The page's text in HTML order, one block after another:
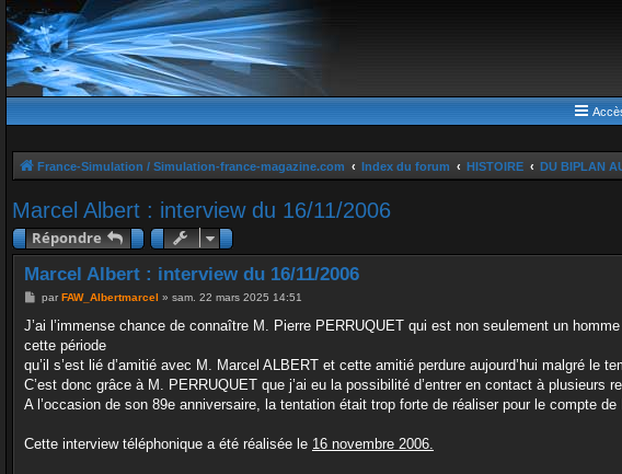
France-Simulation / Simulation-france-magazine.com Index du forum HISTOIRE DU BIPLAN
Marcel Albert : interview du 16/11/2006
Répondre
Marcel Albert : interview du 16/11/2006
M
s
a
g
par FAW_Albertmarcel » sam. 22 mars 2025 14:51
J’ai l’immense chance de connaître M. Pierre PERRUQUET qui est non seulement un
cette période
qu’il s’est lié d’amitié avec M. Marcel ALBERT et cette amitié perdure aujourd’hui malgré le
C’est donc grâce à M. PERRUQUET que j’ai eu la possibilité d’entrer en contact à
A l’occasion de son 89e anniversaire, la tentation était trop forte de réaliser pour le compte
Cette interview téléphonique a été réalisée le 16 novembre 2006.